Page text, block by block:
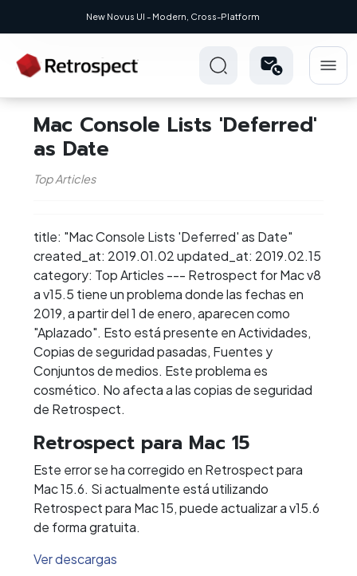
New Novus UI - Modern, Cross-Platform
Mac Console Lists 'Deferred'
as Date
Top Articles
title: "Mac Console Lists 'Deferred' as Date"
created_at: 2019.01.02 updated_at: 2019.02.15
category: Top Articles --- Retrospect for Mac v8
a v15.5 tiene un problema donde las fechas en
2019, a partir del 1 de enero, aparecen como
"Aplazado". Esto está presente en Actividades,
Copias de seguridad pasadas, Fuentes y
Conjuntos de medios. Este problema es
cosmético. No afecta a las copias de seguridad
de Retrospect.
Retrospect para Mac 15
Este error se ha corregido en Retrospect para
Mac 15.6. Si actualmente está utilizando
Retrospect para Mac 15, puede actualizar a v15.6
de forma gratuita.
Ver descargas